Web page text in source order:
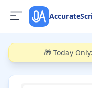
🎁 Today